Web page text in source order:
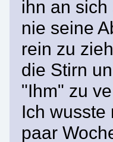
ihn an
nie seine
rein zu
die Stirn
"Ihm" zu
Ich wusste
paar